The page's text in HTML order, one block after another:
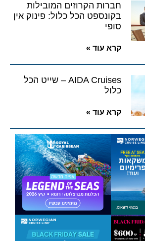
חברות הקרוזים המובילות
בקונספט הכל כלול: פינוק אין
סופי
קרא עוד »
AIDA Cruises – שייט הכל
כלול
קרא עוד »